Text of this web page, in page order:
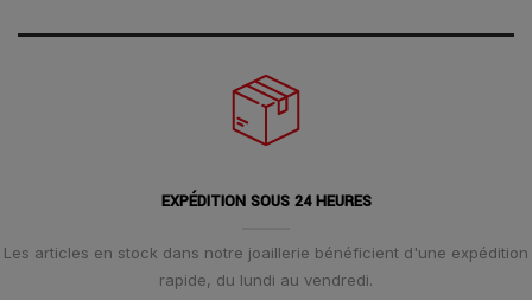
EXPÉDITION SOUS 24 HEURES
Les articles en stock dans notre joaillerie bénéficient d'une expédition
rapide, du lundi au vendredi.